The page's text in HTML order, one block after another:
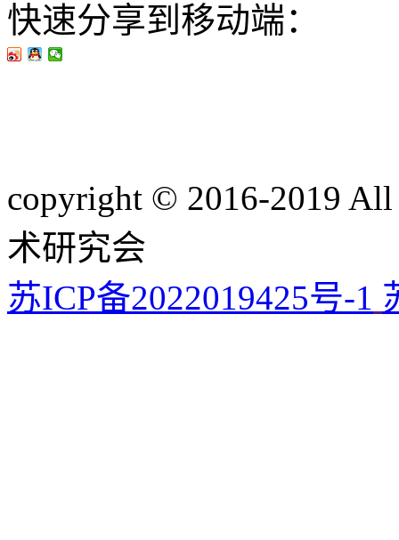
快速分享到移动端：
copyright © 2016-2019
术研究会
苏ICP备2022019425号-1